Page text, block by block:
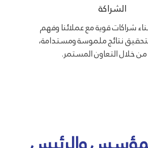
الشراكة
شراكات قوية مع عملائنا وفهم
نتائج ملموسة ومستدامة،
خلال التعاون المستمر.